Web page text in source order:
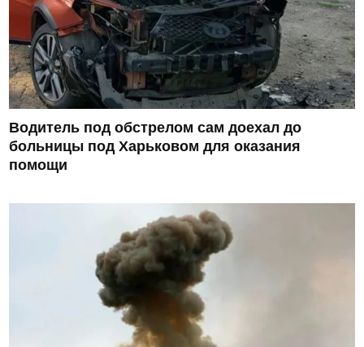
Водитель под обстрелом сам доехал до
больницы под Харьковом для оказания
помощи